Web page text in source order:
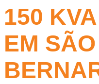
150
EM SÃO